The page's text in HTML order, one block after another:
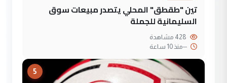
تين "طقطق" المحلي يتصدر مبيعات سوق
السليمانية للجملة
--منذ 10 ساعة
5